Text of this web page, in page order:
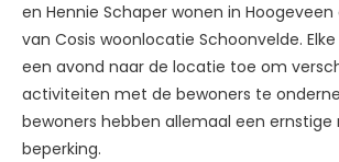
en Hennie Schaper wonen in
van Cosis woonlocatie Schoonvelde.
een avond naar de locatie toe om
activiteiten met de bewoners te
bewoners hebben allemaal een ernstige
beperking.